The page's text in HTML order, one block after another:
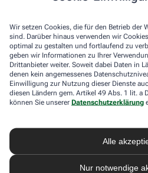
Wir setzen Cookies, die für den Betrieb der
sind. Darüber hinaus verwenden wir
optimal zu gestalten und fortlaufend zu
geben wir Informationen zu Ihrer
Drittanbieter weiter. Soweit dabei Daten in
denen kein angemessenes
Einwilligung zur Nutzung dieser Dienste
diesen Ländern gem. Artikel 49 Abs. 1 lit. a
können Sie unserer Datenschutzerklärung
Alle
Nur notwendige